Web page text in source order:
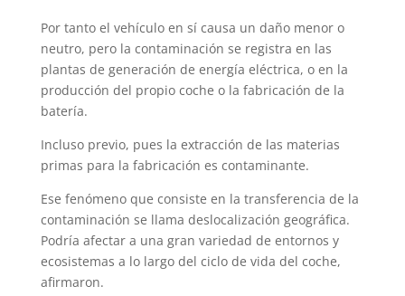
Por tanto el vehículo en sí causa un daño menor o
neutro, pero la contaminación se registra en las
plantas de generación de energía eléctrica, o en la
producción del propio coche o la fabricación de la
batería.
Incluso previo, pues la extracción de las materias
primas para la fabricación es contaminante.
Ese fenómeno que consiste en la transferencia de la
contaminación se llama deslocalización geográfica.
Podría afectar a una gran variedad de entornos y
ecosistemas a lo largo del ciclo de vida del coche,
afirmaron.